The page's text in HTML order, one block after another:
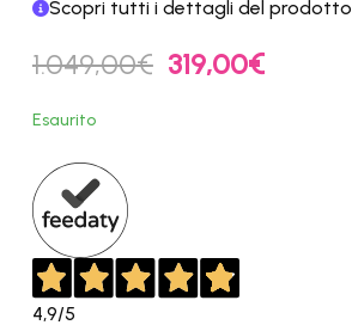
Scopri tutti i dettagli del prodotto
1.049,00€ Il
prezzo
319,00€Il
Esaurito
4,9/5